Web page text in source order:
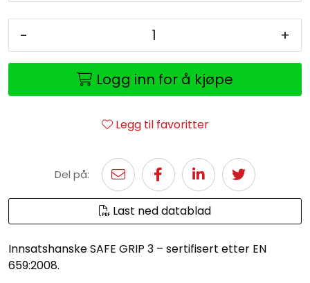
- +
Logg inn for å kjøpe
Legg til favoritter
Del på:
Last ned datablad
Innsatshanske SAFE GRIP 3 – sertifisert etter EN
659:2008.